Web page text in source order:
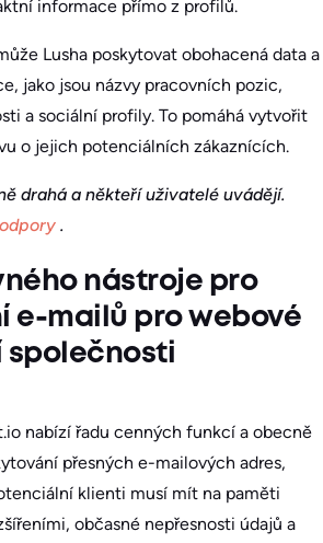
informace přímo z profilů.
Lusha poskytovat obohacená data a
jako jsou názvy pracovních pozic,
a sociální profily. To pomáhá vytvořit
o jejich potenciálních zákaznících.
drahá a někteří uživatelé uvádějí.
.
nástroje pro
e-mailů pro webové
společnosti
nabízí řadu cenných funkcí a obecně
přesných e-mailových adres,
klienti musí mít na paměti
občasné nepřesnosti údajů a